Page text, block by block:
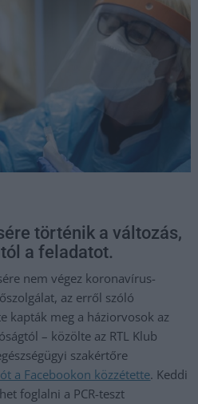
történik a változás,
a feladatot.
nem végez koronavírus-
az erről szóló
kapták meg a háziorvosok az
– közölte az RTL Klub
szakértőre
a Facebookon közzétette. Keddi
foglalni a PCR-teszt